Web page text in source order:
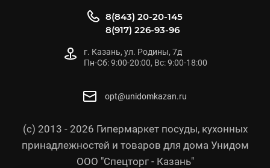
(с) 2013 - 2026 Гипермаркет посуды, кухонных
принадлежностей и товаров для дома Унидом
ООО "Спецторг - Казань"
8(843) 20-20-145
8(917) 226-93-96
г. Казань, ул. Родины, 7д
Пн-Сб: 9:00-20:00, Вс: 9:00-18:00
opt@unidomkazan.ru